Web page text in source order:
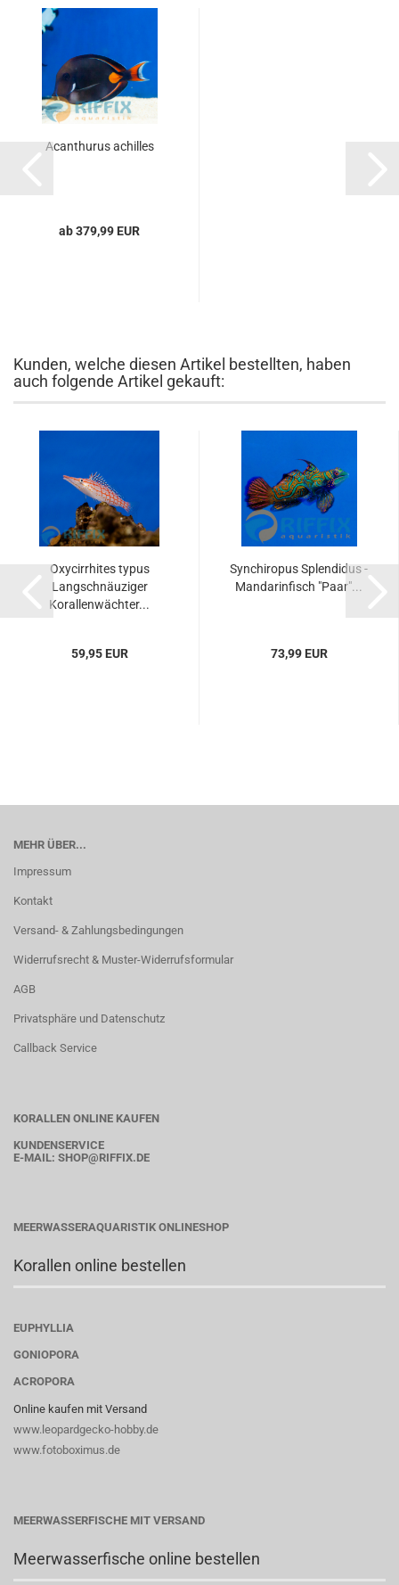
Acanthurus achilles
ab 379,99 EUR
Kunden, welche diesen Artikel bestellten, haben
auch folgende Artikel gekauft:
Oxycirrhites typus
Langschnäuziger
Korallenwächter...
59,95 EUR
Synchiropus Splendidus -
Mandarinfisch "Paar"...
73,99 EUR
MEHR ÜBER...
Impressum
Kontakt
Versand- & Zahlungsbedingungen
Widerrufsrecht & Muster-Widerrufsformular
AGB
Privatsphäre und Datenschutz
Callback Service
KORALLEN ONLINE KAUFEN
KUNDENSERVICE
E-MAIL: SHOP@RIFFIX.DE
MEERWASSERAQUARISTIK ONLINESHOP
Korallen online bestellen
EUPHYLLIA
GONIOPORA
ACROPORA
Online kaufen mit Versand
www.leopardgecko-hobby.de
www.fotoboximus.de
MEERWASSERFISCHE MIT VERSAND
Meerwasserfische online bestellen